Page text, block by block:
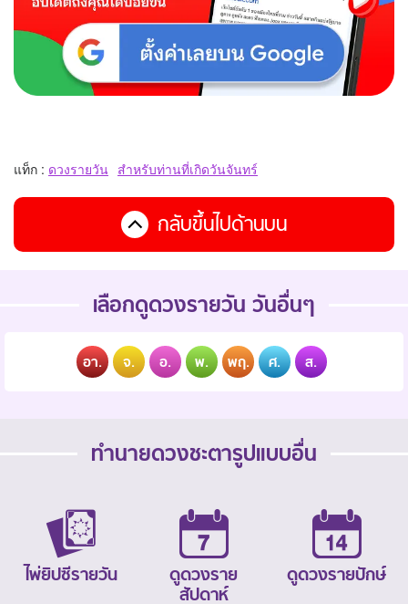
แท็ก : ดวงรายวัน สำหรับท่านที่เกิดวันจันทร์
กลับขึ้นไปด้านบน
เลือกดูดวงรายวัน วันอื่นๆ
อา. จ. อ. พ. พฤ. ศ. ส.
ทำนายดวงชะตารูปแบบอื่น
ไพ่ยิปซีรายวัน
ดูดวงราย
สัปดาห์
ดูดวงรายปักษ์